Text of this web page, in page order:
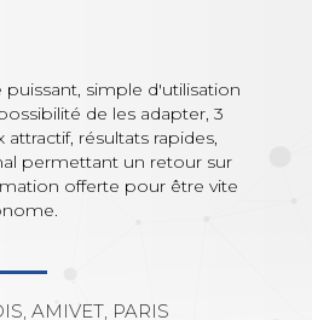
simple d'utilisation
de les adapter, 3
résultats rapides,
permettant un retour sur
offerte pour être vite
AMIVET, PARIS